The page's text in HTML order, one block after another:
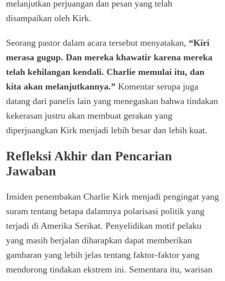
melanjutkan perjuangan dan pesan yang telah
disampaikan oleh Kirk.
Seorang pastor dalam acara tersebut menyatakan, “Kiri
merasa gugup. Dan mereka khawatir karena mereka
telah kehilangan kendali. Charlie memulai itu, dan
kita akan melanjutkannya.” Komentar serupa juga
datang dari panelis lain yang menegaskan bahwa tindakan
kekerasan justru akan membuat gerakan yang
diperjuangkan Kirk menjadi lebih besar dan lebih kuat.
Refleksi Akhir dan Pencarian
Jawaban
Insiden penembakan Charlie Kirk menjadi pengingat yang
suram tentang betapa dalamnya polarisasi politik yang
terjadi di Amerika Serikat. Penyelidikan motif pelaku
yang masih berjalan diharapkan dapat memberikan
gambaran yang lebih jelas tentang faktor-faktor yang
mendorong tindakan ekstrem ini. Sementara itu, warisan